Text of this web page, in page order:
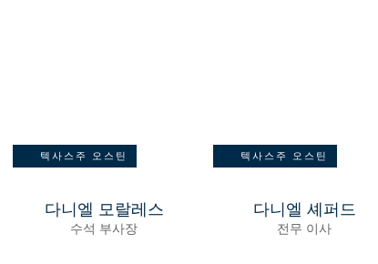
텍사스주 오스틴
다니엘 모랄레스
수석 부사장
텍사스주 오스틴
다니엘 셰퍼드
전무 이사